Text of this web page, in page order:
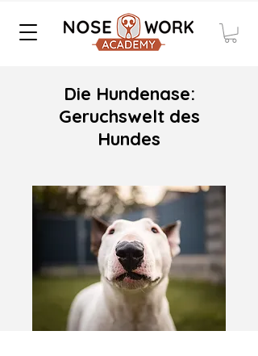
Die Hundenase:
Geruchswelt des
Hundes